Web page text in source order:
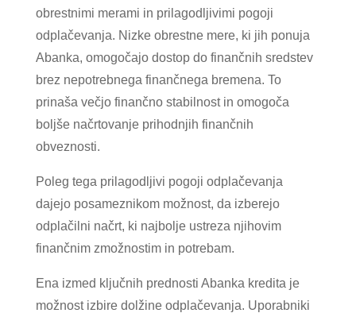
obrestnimi merami in prilagodljivimi pogoji
odplačevanja. Nizke obrestne mere, ki jih ponuja
Abanka, omogočajo dostop do finančnih sredstev
brez nepotrebnega finančnega bremena. To
prinaša večjo finančno stabilnost in omogoča
boljše načrtovanje prihodnjih finančnih
obveznosti.
Poleg tega prilagodljivi pogoji odplačevanja
dajejo posameznikom možnost, da izberejo
odplačilni načrt, ki najbolje ustreza njihovim
finančnim zmožnostim in potrebam.
Ena izmed ključnih prednosti Abanka kredita je
možnost izbire dolžine odplačevanja. Uporabniki